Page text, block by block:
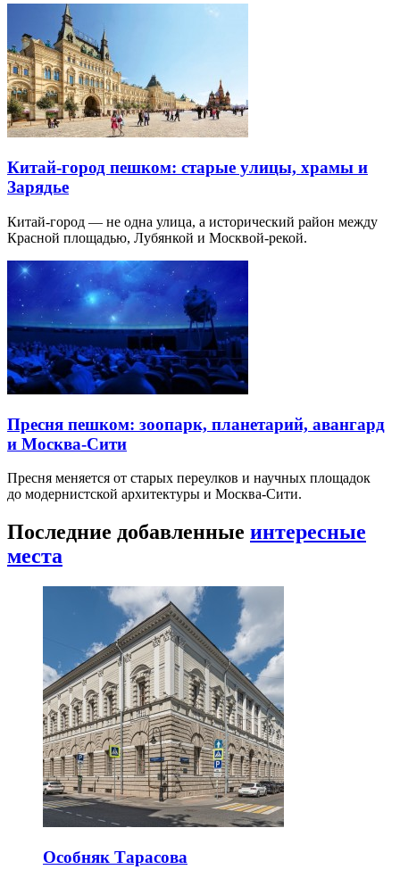
Китай-город пешком: старые улицы, храмы и
Зарядье
Китай-город — не одна улица, а исторический район между
Красной площадью, Лубянкой и Москвой-рекой.
Пресня пешком: зоопарк, планетарий, авангард
и Москва-Сити
Пресня меняется от старых переулков и научных площадок
до модернистской архитектуры и Москва-Сити.
Последние добавленные интересные
места
Особняк Тарасова